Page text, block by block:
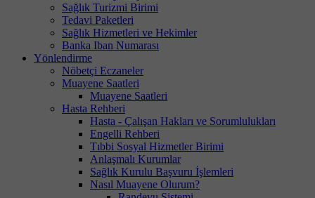
Sağlık Turizmi Birimi
Tedavi Paketleri
Sağlık Hizmetleri ve Hekimler
Banka Iban Numarası
Yönlendirme
Nöbetçi Eczaneler
Muayene Saatleri
Muayene Saatleri
Hasta Rehberi
Hasta - Çalışan Hakları ve Sorumlulukları
Engelli Rehberi
Tıbbi Sosyal Hizmetler Birimi
Anlaşmalı Kurumlar
Sağlık Kurulu Başvuru İşlemleri
Nasıl Muayene Olurum?